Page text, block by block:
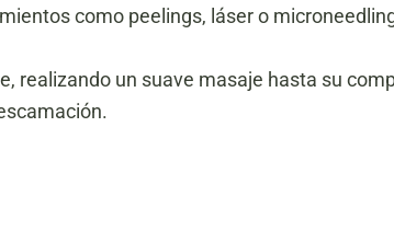
como peelings, láser o
realizando un suave masaje hasta su